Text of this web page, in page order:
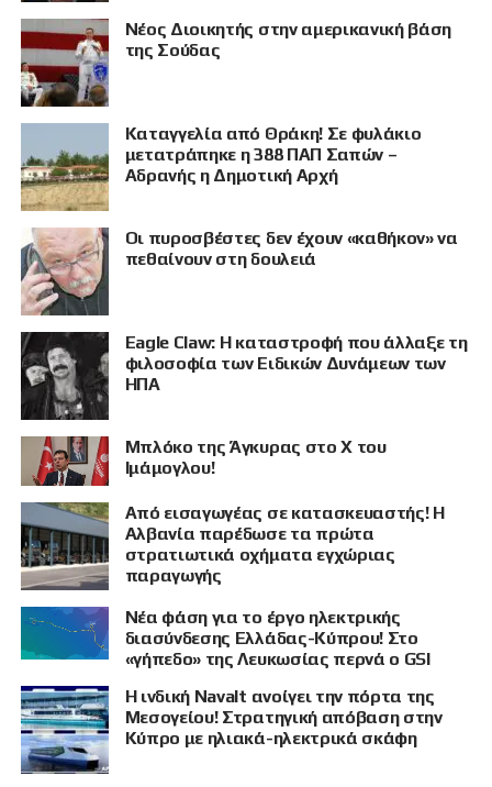
ΠΡΟΒΟΛΗ
Νέος Διοικητής στην αμερικανική βάση
της Σούδας
Καταγγελία από Θράκη! Σε φυλάκιο
μετατράπηκε η 388 ΠΑΠ Σαπών –
Αδρανής η Δημοτική Αρχή
Οι πυροσβέστες δεν έχουν «καθήκον» να
πεθαίνουν στη δουλειά
Eagle Claw: Η καταστροφή που άλλαξε τη
φιλοσοφία των Ειδικών Δυνάμεων των
ΗΠΑ
Μπλόκο της Άγκυρας στο X του
Ιμάμογλου!
Από εισαγωγέας σε κατασκευαστής! Η
Αλβανία παρέδωσε τα πρώτα
στρατιωτικά οχήματα εγχώριας
παραγωγής
Νέα φάση για το έργο ηλεκτρικής
διασύνδεσης Ελλάδας-Κύπρου! Στο
«γήπεδο» της Λευκωσίας περνά ο GSI
Η ινδική Navalt ανοίγει την πόρτα της
Μεσογείου! Στρατηγική απόβαση στην
Κύπρο με ηλιακά-ηλεκτρικά σκάφη